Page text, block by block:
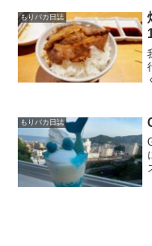
もりバカ日誌
もりバカ日誌